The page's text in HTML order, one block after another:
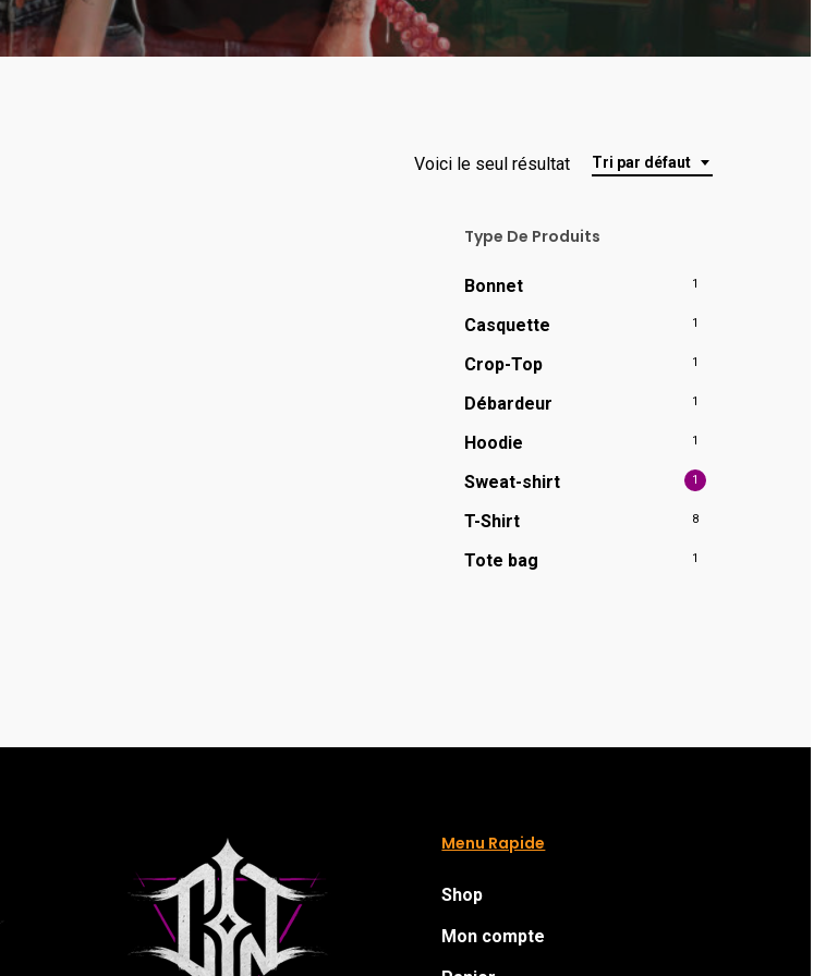
Tri par défaut
Voici le seul résultat
Type De Produits
Bonnet 1
Casquette 1
Crop-Top 1
Débardeur 1
Hoodie 1
Sweat-shirt 1
T-Shirt 8
Tote bag 1
Menu Rapide
Shop
Mon compte